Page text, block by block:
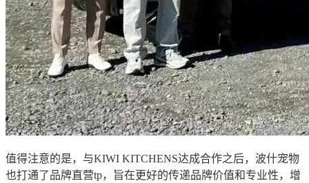
值得注意的是，与KIWI KITCHENS达成合作之后，波什宠物
也打通了品牌直营tp，旨在更好的传递品牌价值和专业性，增